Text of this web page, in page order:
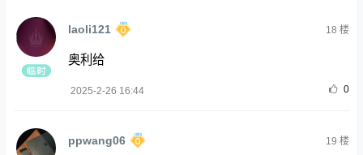
laoli121 18 楼
奥利给
2025-2-26 16:44 0
ppwang06 19 楼